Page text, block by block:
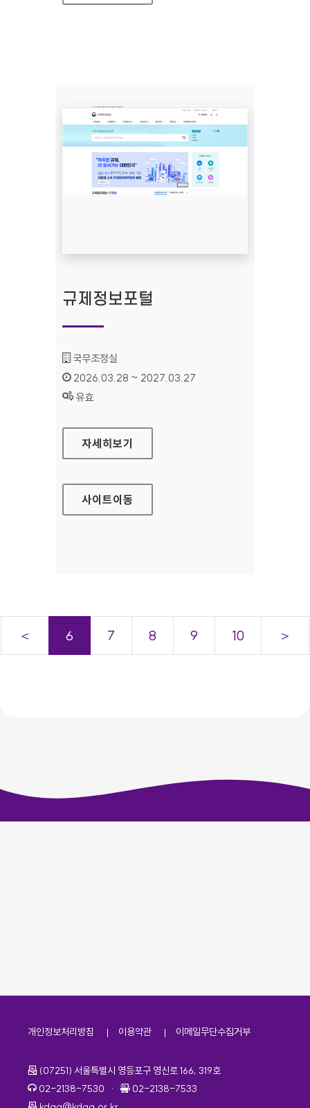
규제정보포털
기관명 :
국무조정실
인증기간 :
2026.03.28 ~ 2027.03.27
상태 :
유효
규제정보포털
자세히보기
사이트이동
＜ 6 7 8 9 10 ＞
개인정보처리방침 이용약관 이메일무단수집거부
주소
(07251) 서울특별시 영등포구 영신로 166, 319호
전화번호
02-2138-7530 · 팩스번호
02-2138-7533